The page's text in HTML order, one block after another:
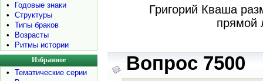
•
Годовые знаки
•
Структуры
•
Типы браков
•
Возрасты
•
Ритмы истории
Избранное
•
Тематические серии
Григорий Кваша
прямой
Вопрос 7500